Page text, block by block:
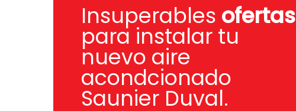
Insuperables ofertas
para instalar tu
nuevo aire
acondcionado
Saunier Duval.